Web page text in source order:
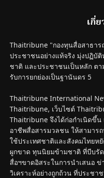
เกี่
Thaitribune "กองทุนสื่อสาธา
ประชาชนอย่างแท้จริง มุ่งปฏิบั
ชาติ และประชาชนเป็นหลัก ต
รับการยกย่องเป็นฐานันดร 5
Thaitribune International
Thaitribune, เว็บไซต์
Thaitribune จึงได้ก่อกำเนิดขึ้
อาชีพสื่อสารมวลชน ให้สามาร
ใช้ประเทศชาติและสังคมไทย
ผูกขาด ทุนนิยมข้ามชาติ ที่บีบรั
สื่อฯขาดอิสระในการนำเสนอ
วิเคราะห์อย่างถูกถ้วน ที่ประชา